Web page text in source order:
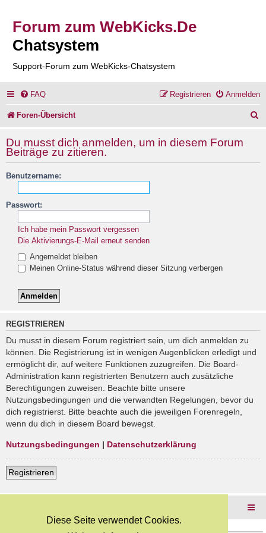
Diese Seite verwendet Cookies.
Forum zum WebKicks.De
Chatsystem
Support-Forum zum WebKicks-Chatsystem
FAQ Anmelden
Registrieren
Foren-Übersicht
Du musst dich anmelden, um in diesem Forum
Beiträge zu zitieren.
Benutzername:
Passwort:
Ich habe mein Passwort vergessen
Die Aktivierungs-E-Mail erneut senden
Angemeldet bleiben
Meinen Online-Status während dieser Sitzung verbergen
REGISTRIEREN
Du musst in diesem Forum registriert sein, um dich anmelden zu
können. Die Registrierung ist in wenigen Augenblicken erledigt und
ermöglicht dir, auf weitere Funktionen zuzugreifen. Die Board-
Administration kann registrierten Benutzern auch zusätzliche
Berechtigungen zuweisen. Beachte bitte unsere
Nutzungsbedingungen und die verwandten Regelungen, bevor du
dich registrierst. Bitte beachte auch die jeweiligen Forenregeln,
wenn du dich in diesem Board bewegst.
Nutzungsbedingungen | Datenschutzerklärung
Registrieren